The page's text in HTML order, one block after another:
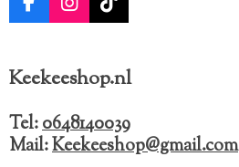
F
a
b
o
k
I
n
a
r
a
m
T
i
o
Keekeeshop.nl
Tel:0648140039
Mail:Keekeeshop@gmail.com